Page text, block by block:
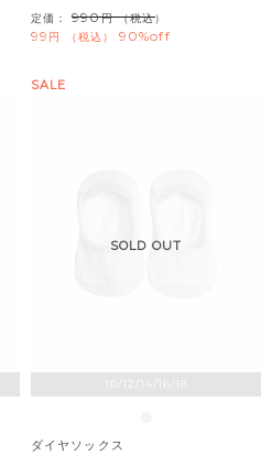
定価： 990 （税込）
99 税込 90%off
10/12/14/16/18
SOLD OUT
SALE
ダイヤソックス